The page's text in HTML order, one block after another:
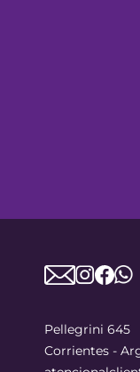
Pellegrini 645
Corrientes -